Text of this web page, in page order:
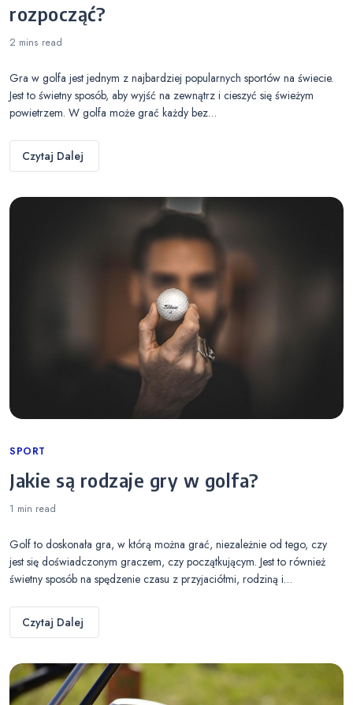
rozpocząć?
2 mins read
Gra w golfa jest jednym z najbardziej popularnych sportów na świecie.
Jest to świetny sposób, aby wyjść na zewnątrz i cieszyć się świeżym
powietrzem. W golfa może grać każdy bez…
Czytaj Dalej
Categories
SPORT
Jakie są rodzaje gry w golfa?
1 min read
Golf to doskonała gra, w którą można grać, niezależnie od tego, czy
jest się doświadczonym graczem, czy początkującym. Jest to również
świetny sposób na spędzenie czasu z przyjaciółmi, rodziną i…
Czytaj Dalej